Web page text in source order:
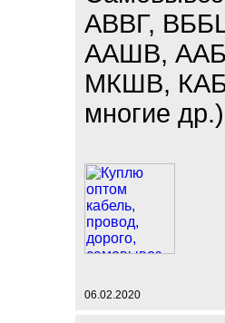
АВВГ,
ААШВ,
МКШВ,
многие
06.02.2020